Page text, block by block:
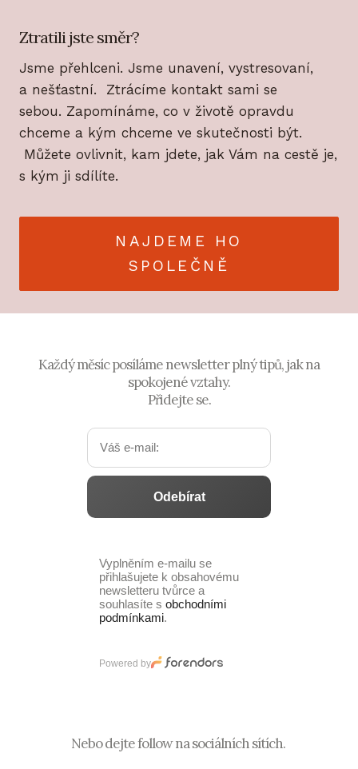
Ztratili jste směr?
Jsme přehlceni. Jsme unavení, vystresovaní,
a nešťastní. Ztrácíme kontakt sami se
sebou. Zapomínáme, co v životě opravdu
chceme a kým chceme ve skutečnosti být.
Můžete ovlivnit, kam jdete, jak Vám na cestě je,
s kým ji sdílíte.
NAJDEME HO
SPOLEČNĚ
Každý měsíc posíláme newsletter plný tipů, jak na
spokojené vztahy.
Přidejte se.
Odebírat
Vyplněním e‑mailu se
přihlašujete k obsahovému
newsletteru tvůrce a
souhlasíte s obchodními
podmínkami.
Powered by
Nebo dejte follow na sociálních sítích.